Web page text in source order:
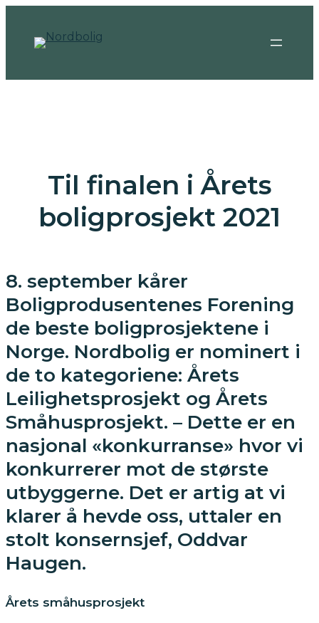
Til finalen i Årets
boligprosjekt 2021
8. september kårer
Boligprodusentenes Forening
de beste boligprosjektene i
Norge. Nordbolig er nominert i
de to kategoriene: Årets
Leilighetsprosjekt og Årets
Småhusprosjekt. – Dette er en
nasjonal «konkurranse» hvor vi
konkurrerer mot de største
utbyggerne. Det er artig at vi
klarer å hevde oss, uttaler en
stolt konsernsjef, Oddvar
Haugen.
Årets småhusprosjekt